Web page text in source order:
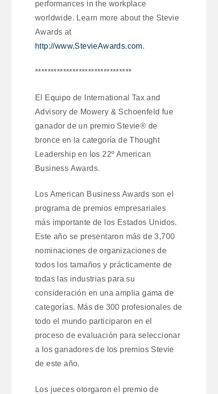
performances in the workplace
worldwide. Learn more about the Stevie
Awards at
http://www.StevieAwards.com.
*******************************
El Equipo de International Tax and
Advisory de Mowery & Schoenfeld fue
ganador de un premio Stevie® de
bronce en la categoría de Thought
Leadership en los 22º American
Business Awards.
Los American Business Awards son el
programa de premios empresariales
más importante de los Estados Unidos.
Este año se presentaron más de 3,700
nominaciones de organizaciones de
todos los tamaños y prácticamente de
todas las industrias para su
consideración en una amplia gama de
categorías. Más de 300 profesionales de
todo el mundo participaron en el
proceso de evaluación para seleccionar
a los ganadores de los premios Stevie
de este año.
Los jueces otorgaron el premio de